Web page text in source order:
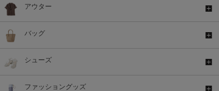
アウター
バッグ
シューズ
ファッショングッズ